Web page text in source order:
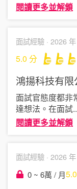
閱讀更多並解鎖
面試經驗 · 2026
5.0 分
鴻揚科技有限
面試官態度都非
達想法。在面試
閱讀更多並解鎖
面試經驗 · 2026
0 ~ 6萬 / 月5.0